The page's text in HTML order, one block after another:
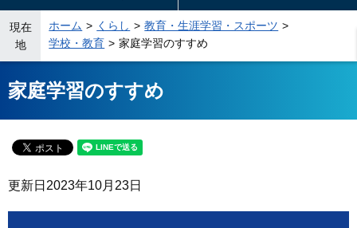
現在
地
ホーム くらし
教育・生涯学習・スポーツ
学校・教育
家庭学習のすすめ
家庭学習のすすめ
更新日 2023年10月23日